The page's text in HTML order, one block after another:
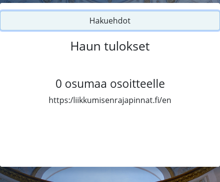
Hakuehdot
Haun tulokset
0 osumaa osoitteelle
https:/liikkumisenrajapinnat.fi/en